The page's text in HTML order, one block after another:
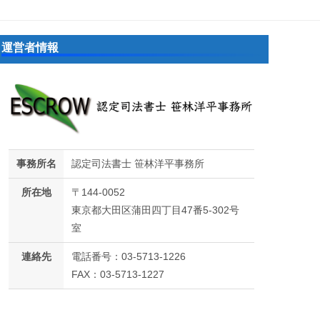
運営者情報
事務所名 認定司法書士 笹林洋平事務所
所在地
〒144-0052
東京都大田区蒲田四丁目47番5-302号
室
連絡先
電話番号：03-5713-1226
FAX：03-5713-1227